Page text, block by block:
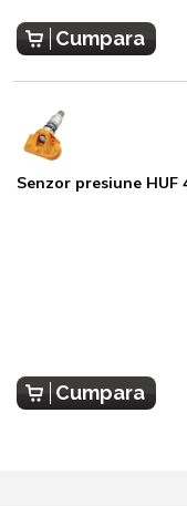
Cumpara
Senzor presiune HUF
Cumpara